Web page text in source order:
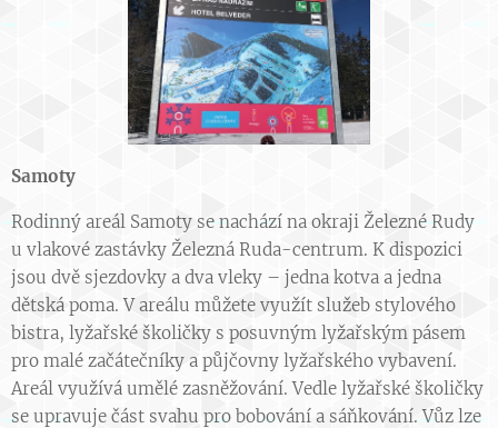
Samoty
Rodinný areál Samoty se nachází na okraji Železné Rudy
u vlakové zastávky Železná Ruda-centrum. K dispozici
jsou dvě sjezdovky a dva vleky – jedna kotva a jedna
dětská poma. V areálu můžete využít služeb stylového
bistra, lyžařské školičky s posuvným lyžařským pásem
pro malé začátečníky a půjčovny lyžařského vybavení.
Areál využívá umělé zasněžování. Vedle lyžařské školičky
se upravuje část svahu pro bobování a sáňkování. Vůz lze